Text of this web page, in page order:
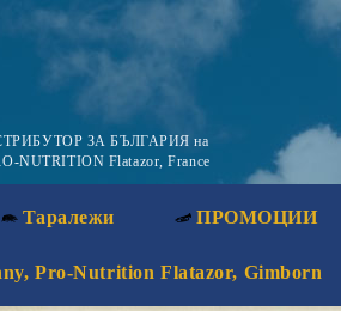
ЗА БЪЛГАРИЯ на
NUTRITION Flatazor, France
Таралежи ПРОМОЦИИ
Pro-Nutrition Flatazor, Gimborn